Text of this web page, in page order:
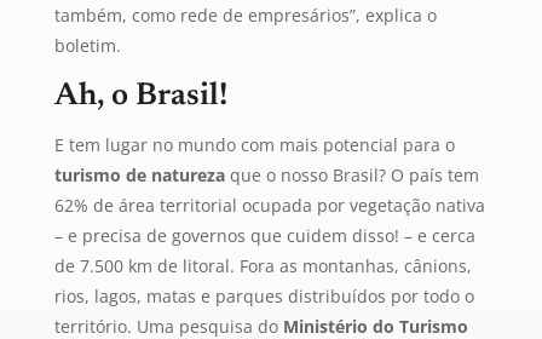
também, como rede de empresários”, explica o
boletim.
Ah, o Brasil!
E tem lugar no mundo com mais potencial para o
turismo de natureza que o nosso Brasil? O país tem
62% de área territorial ocupada por vegetação nativa
– e precisa de governos que cuidem disso! – e cerca
de 7.500 km de litoral. Fora as montanhas, cânions,
rios, lagos, matas e parques distribuídos por todo o
território. Uma pesquisa do Ministério do Turismo